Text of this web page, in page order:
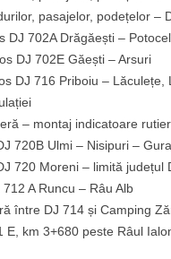
pasajelor, podețelor –
DJ 702A Drăgăești –
DJ 702E Găești – Arsuri
DJ 716 Priboiu – Lăculețe,
– montaj indicatoare
720B Ulmi – Nisipuri –
720 Moreni – limită județul
A Runcu – Râu Alb
între DJ 714 și Camping
E, km 3+680 peste Râul